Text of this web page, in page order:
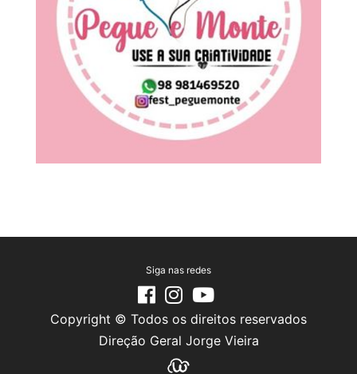
Siga nas redes
Copyright © Todos os direitos reservados
Direção Geral Jorge Vieira